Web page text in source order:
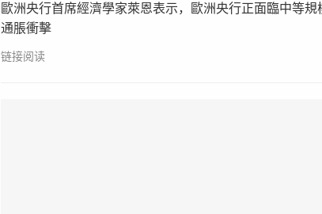
歐洲央行首席經濟學家萊恩表示，歐洲央行正面臨中等規
通脹衝擊
链接阅读